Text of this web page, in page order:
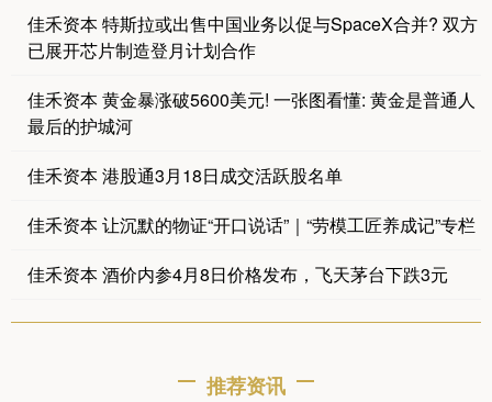
佳禾资本 特斯拉或出售中国业务以促与SpaceX合并? 双方
已展开芯片制造登月计划合作
佳禾资本 黄金暴涨破5600美元! 一张图看懂: 黄金是普通人
最后的护城河
佳禾资本 港股通3月18日成交活跃股名单
佳禾资本 让沉默的物证“开口说话”｜“劳模工匠养成记”专栏
佳禾资本 酒价内参4月8日价格发布，飞天茅台下跌3元
推荐资讯